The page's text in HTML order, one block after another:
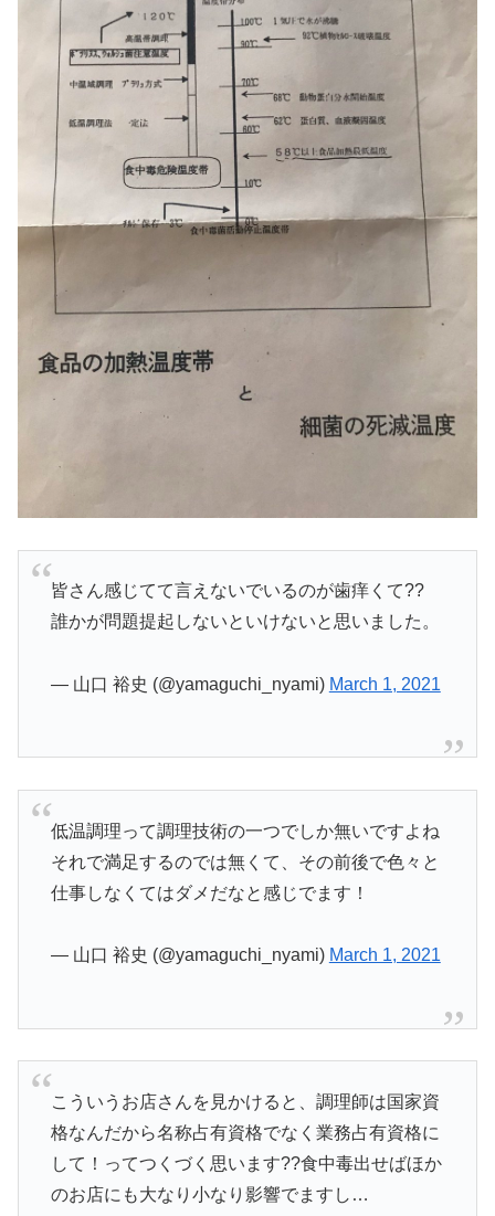
皆さん感じてて言えないでいるのが歯痒くて??
誰かが問題提起しないといけないと思いました。
— 山口 裕史 (@yamaguchi_nyami) March 1, 2021
低温調理って調理技術の一つでしか無いですよね
それで満足するのでは無くて、その前後で色々と
仕事しなくてはダメだなと感じでます！
— 山口 裕史 (@yamaguchi_nyami) March 1, 2021
こういうお店さんを見かけると、調理師は国家資
格なんだから名称占有資格でなく業務占有資格に
して！ってつくづく思います??食中毒出せばほか
のお店にも大なり小なり影響でますし…